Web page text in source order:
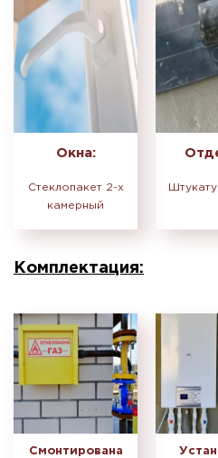
Окна:
Стеклопакет 2-х
камерный
Комплектация:
Смонтирована